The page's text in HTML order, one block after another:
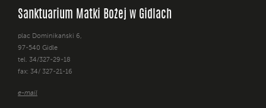
Sanktuarium Matki Bożej w Gidlach
plac Dominikański 6,
97-540 Gidle
tel. 34/327-29-18
fax: 34/ 327-21-16
e-mail